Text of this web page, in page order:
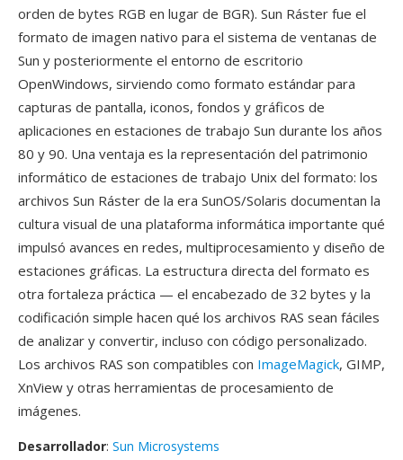
orden de bytes RGB en lugar de BGR). Sun Ráster fue el
formato de imagen nativo para el sistema de ventanas de
Sun y posteriormente el entorno de escritorio
OpenWindows, sirviendo como formato estándar para
capturas de pantalla, iconos, fondos y gráficos de
aplicaciones en estaciones de trabajo Sun durante los años
80 y 90. Una ventaja es la representación del patrimonio
informático de estaciones de trabajo Unix del formato: los
archivos Sun Ráster de la era SunOS/Solaris documentan la
cultura visual de una plataforma informática importante qué
impulsó avances en redes, multiprocesamiento y diseño de
estaciones gráficas. La estructura directa del formato es
otra fortaleza práctica — el encabezado de 32 bytes y la
codificación simple hacen qué los archivos RAS sean fáciles
de analizar y convertir, incluso con código personalizado.
Los archivos RAS son compatibles con ImageMagick, GIMP,
XnView y otras herramientas de procesamiento de
imágenes.
Desarrollador: Sun Microsystems